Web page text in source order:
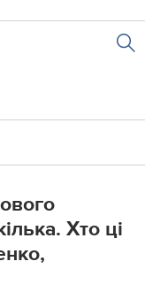
Хтo цi